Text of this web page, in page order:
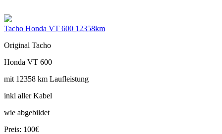
Tacho Honda VT 600 12358km
Original Tacho
Honda VT 600
mit 12358 km Laufleistung
inkl aller Kabel
wie abgebildet
Preis: 100€